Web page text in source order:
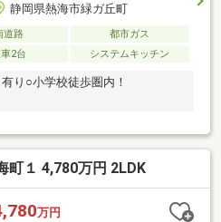
静岡県熱海市緑ガ丘町
道路
都市ガス
2台 システムキッチン
り○小学校徒歩圏内！
町１ 4,780万円 2LDK
万円